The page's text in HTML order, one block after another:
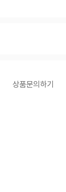
상품문의하기